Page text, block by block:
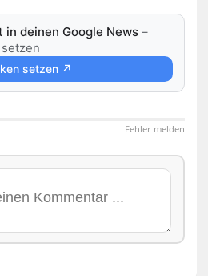
in deinen Google News –
setzen ↗
Fehler melden